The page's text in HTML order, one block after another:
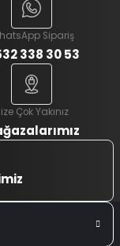
Sipariş
338 30 53
Çok Yakınız